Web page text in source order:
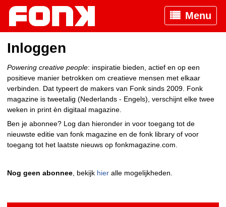
Menu
Inloggen
Powering creative people: inspiratie bieden, actief en op een
positieve manier betrokken om creatieve mensen met elkaar
verbinden. Dat typeert de makers van Fonk sinds 2009. Fonk
magazine is tweetalig (Nederlands - Engels), verschijnt elke twee
weken in print èn digitaal magazine.
Ben je abonnee? Log dan hieronder in voor toegang tot de
nieuwste editie van fonk magazine en de fonk library of voor
toegang tot het laatste nieuws op fonkmagazine.com.
Nog geen abonnee , bekijk hier alle mogelijkheden.